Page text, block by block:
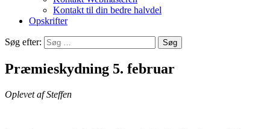
Kontakt til din bedre halvdel
Opskrifter
Søg efter:
Præmieskydning 5. februar
Oplevet af Steffen